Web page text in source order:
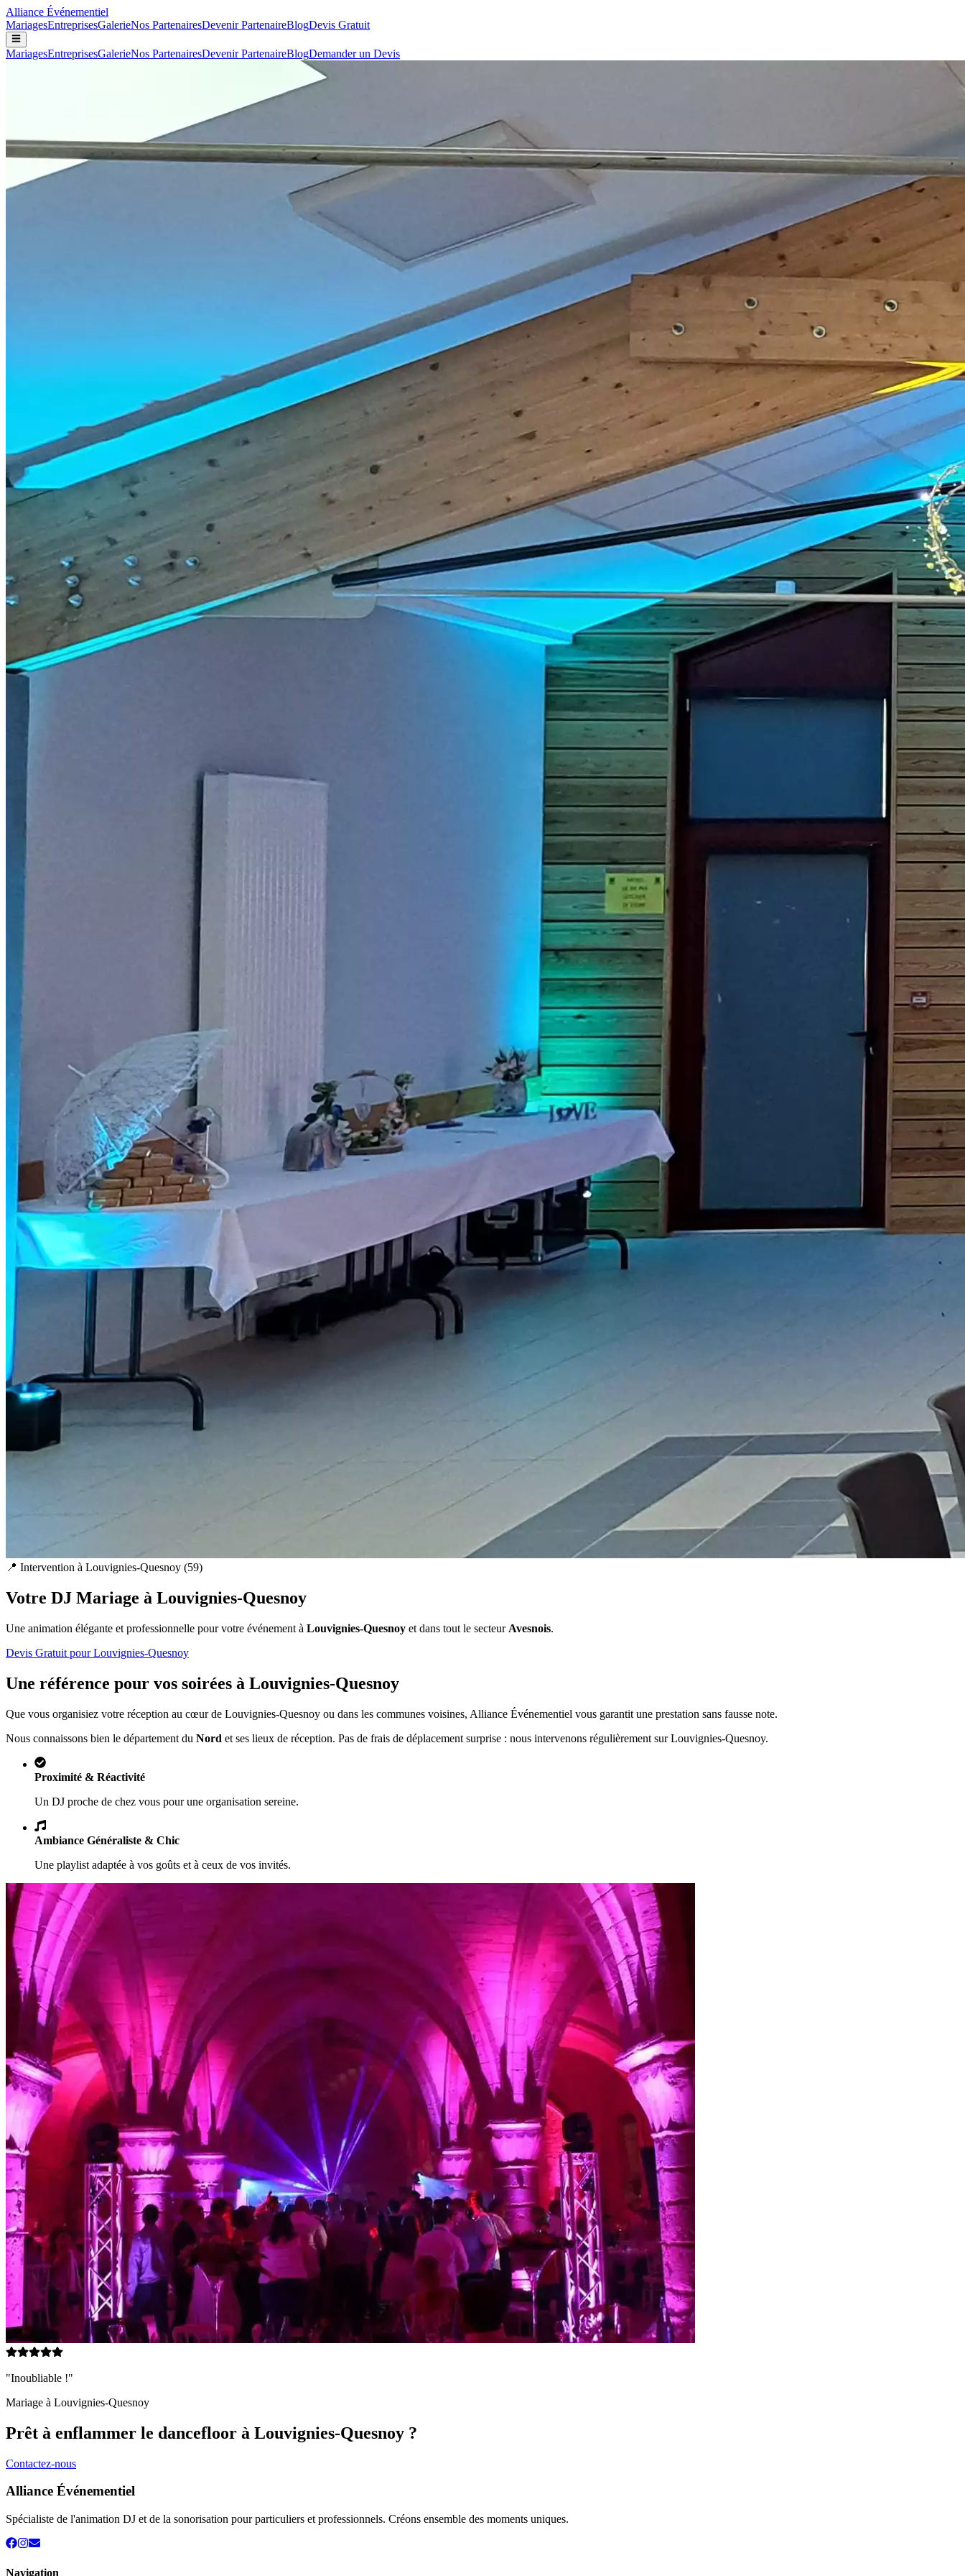
Alliance Événementiel
MariagesEntreprisesGalerieNos PartenairesDevenir PartenaireBlogDevis Gratuit
MariagesEntreprisesGalerieNos PartenairesDevenir PartenaireBlogDemander un Devis
📍 Intervention à Louvignies-Quesnoy (59)
Votre DJ Mariage à Louvignies-Quesnoy
Une animation élégante et professionnelle pour votre événement à Louvignies-Quesnoy et dans tout le secteur Avesnois.
Devis Gratuit pourLouvignies-Quesnoy
Une référence pour vos soirées à Louvignies-Quesnoy
Que vous organisiez votre réception au cœur de Louvignies-Quesnoy ou dans les communes voisines, Alliance Événementiel vous garantit une prestation sans fausse note.
Nous connaissons bien le département du Nord et ses lieux de réception. Pas de frais de déplacement surprise : nous intervenons régulièrement surLouvignies-Quesnoy.
Proximité & Réactivité
Un DJ proche de chez vous pour une organisation sereine.
Ambiance Généraliste & Chic
Une playlist adaptée à vos goûts et à ceux de vos invités.
"Inoubliable !"
Mariage à Louvignies-Quesnoy
Prêt à enflammer le dancefloor à Louvignies-Quesnoy ?
Contactez-nous
Alliance Événementiel
Spécialiste de l'animation DJ et de la sonorisation pour particuliers et professionnels. Créons ensemble des moments uniques.
Navigation